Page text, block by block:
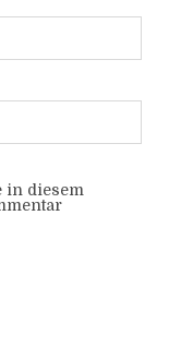
in diesem